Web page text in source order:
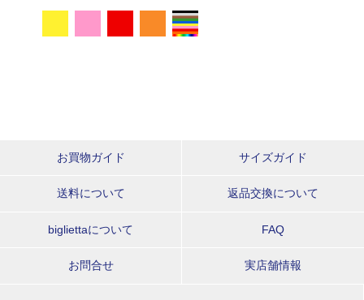
お買物ガイド サイズガイド
送料について 返品交換について
bigliettaについて FAQ
お問合せ 実店舗情報